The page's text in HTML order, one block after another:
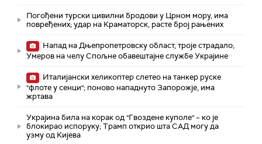
Погођени турски цивилни бродови у Црном мору, има
повређених; удар на Краматорск, расте број рањених
Напад на Дњепропетровску област, троје страдалo;
Умеров на челу Спољне обавештајне службе Украјине
Италијански хеликоптер слетео на танкер руске
"флоте у сенци"; поново нападнуто Запорожје, има
жртава
Украјина била на корак од "Гвоздене куполе" – ко је
блокирао испоруку; Трамп открио шта САД могу да
узму од Кијева